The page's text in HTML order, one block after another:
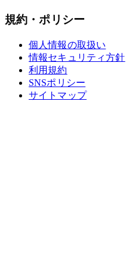
規約・ポリシー
個人情報の取扱い
情報セキュリティ方針
利用規約
SNSポリシー
サイトマップ